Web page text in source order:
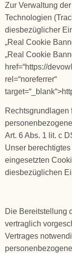
Zur Verwaltung
Technologien
diesbezüglicher
„Real Cookie
„Real Cookie
href=“https://
rel=“noreferrer“
Rechtsgrundlagen
Art. 6 Abs. 1 lit. c
Unser
eingesetzten
diesbezüglichen
Die Bereitstellung
vertraglich
Vertrages